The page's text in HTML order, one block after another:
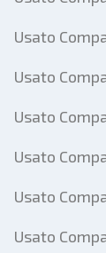
Usato
Usato
Usato
Usato
Usato
Usato